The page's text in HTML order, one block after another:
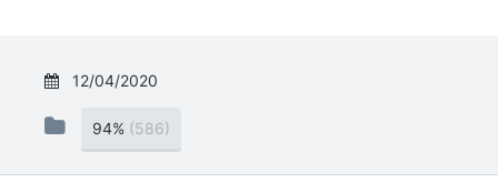
12/04/2020
94% (586)